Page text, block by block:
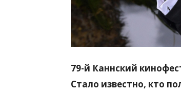
79-й Каннский
Стало известно, кто